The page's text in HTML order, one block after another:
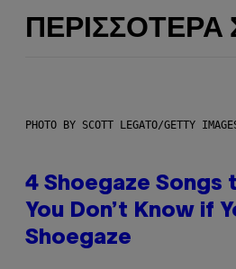
ΠΕΡΙΣΣΌΤΕΡΑ
PHOTO BY SCOTT LEGATO/GETTY
4 Shoegaze Songs
You Don’t Know if
Shoegaze